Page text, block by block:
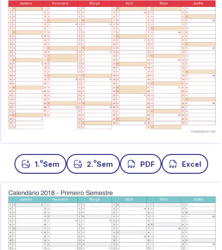
1.oSem 2.oSem PDF Excel